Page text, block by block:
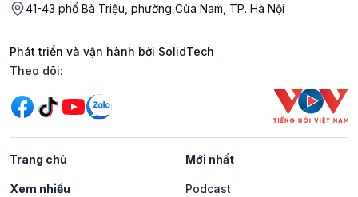
41-43 phố Bà Triệu, phường Cửa Nam, TP. Hà Nội
Phát triển và vận hành bởi SolidTech
Mạng xã hội
Theo dõi:
Trang chủ Mới nhất
Xem nhiều Podcast